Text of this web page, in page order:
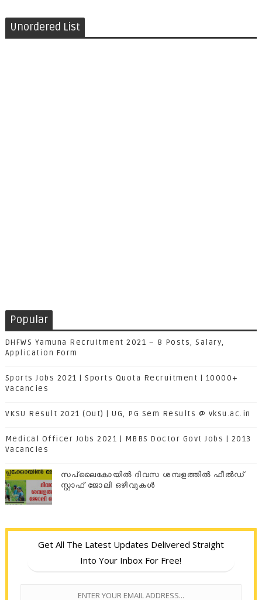
Unordered List
Popular
DHFWS Yamuna Recruitment 2021 – 8 Posts, Salary,
Application Form
Sports Jobs 2021 | Sports Quota Recruitment | 10000+
Vacancies
VKSU Result 2021 (Out) | UG, PG Sem Results @ vksu.ac.in
Medical Officer Jobs 2021 | MBBS Doctor Govt Jobs | 2013
Vacancies
സപ്ലൈകോയില്‍ ദിവസ ശമ്പളത്തിൽ ഫീല്‍ഡ്
സ്റ്റാഫ് ജോലി ഒഴിവുകൾ
Get All The Latest Updates Delivered Straight
Into Your Inbox For Free!